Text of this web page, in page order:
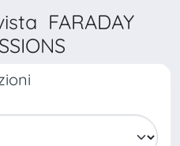
FARADAY